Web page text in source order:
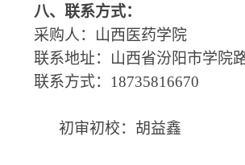
八、联系方式：
采购人：山西医药学院
联系地址：山西省汾阳市学院
联系方式： 18735816670
初审初校：胡益鑫